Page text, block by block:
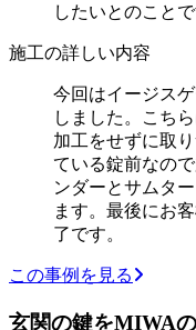
したいとのことで
施工の詳しい内容
今回はイージス
しました。こち
加工をせずに取
ている錠前なの
ンダーとサムタ
ます。最後にお
了です。
この事例を見る
玄関の鍵をMIWA